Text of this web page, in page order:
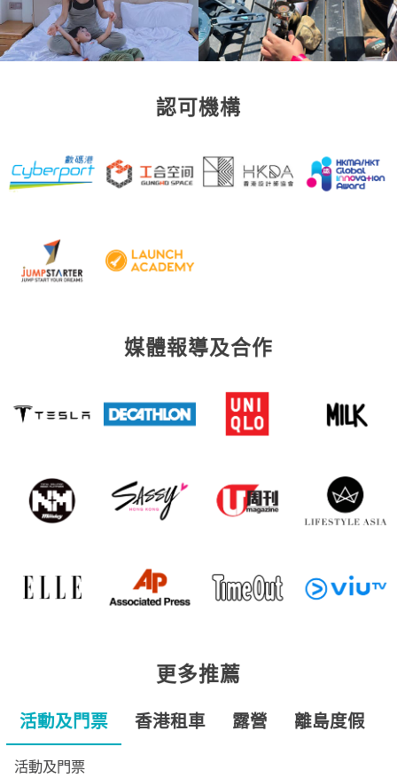
認可機構
媒體報導及合作
更多推薦
活動及門票 香港租車 露營 離島度假
活動及門票